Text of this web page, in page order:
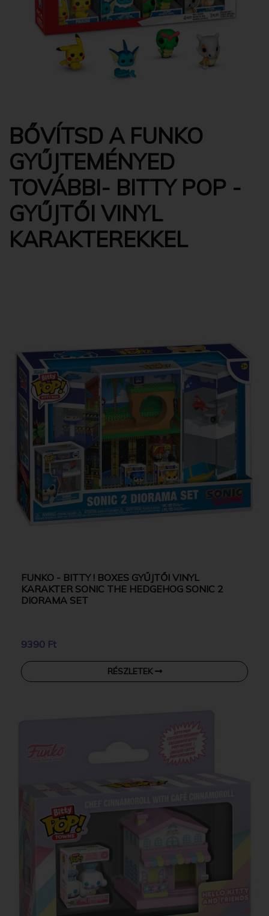
BŐVÍTSD A FUNKO
GYŰJTEMÉNYED
TOVÁBBI- BITTY POP -
GYŰJTŐI VINYL
KARAKTEREKKEL
FUNKO - BITTY ! BOXES GYŰJTŐI VINYL
KARAKTER SONIC THE HEDGEHOG SONIC 2
DIORAMA SET
9390 Ft
RÉSZLETEK